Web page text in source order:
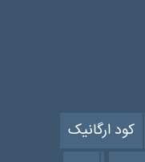
کود ارگانیک